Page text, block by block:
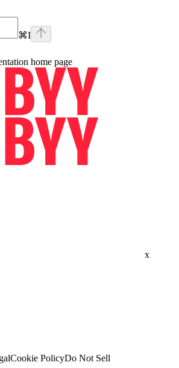
⌘I
home page
x
Cookie PolicyDo Not Sell